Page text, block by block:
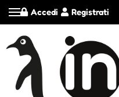
Registrati
Accedi